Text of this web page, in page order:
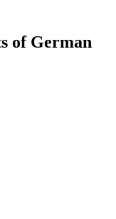
of German